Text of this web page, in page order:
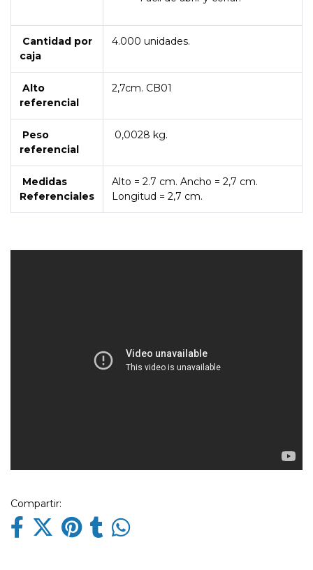
Cantidad por
caja
4.000 unidades.
Alto
referencial
2,7cm. CB01
Peso
referencial
0,0028 kg.
Medidas
Referenciales
Alto = 2.7 cm. Ancho = 2,7 cm.
Longitud = 2,7 cm.
Compartir: